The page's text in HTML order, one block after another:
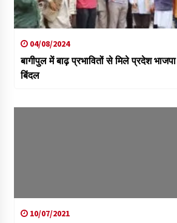
04/08/2024
बागीपुल में बाढ़ प्रभावितों से मिले प्रदेश
बिंदल
10/07/2021